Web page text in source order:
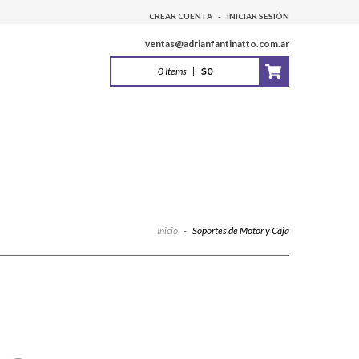
CREAR CUENTA - INICIAR SESIÓN
ventas@adrianfantinatto.com.ar
0Items | $0
Inicio - Soportes de Motor y Caja